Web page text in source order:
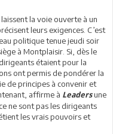
la voie ouverte à un
leurs exigences. C’est
politique tenue jeudi soir
à Montplaisir. Si, dès le
étaient pour la
ont permis de pondérer la
de principes à convenir et
affirme à Leadersune
ne sont pas les dirigeants
les vrais pouvoirs et